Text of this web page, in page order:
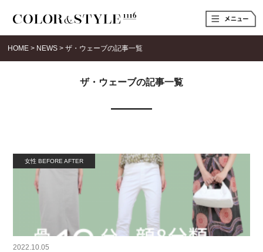
t
o
e
n
HOME > NEWS >ザ・ウェーブの記事一覧
ザ・ウェーブの記事一覧
女性 BEFORE AFTER
2022.10.05